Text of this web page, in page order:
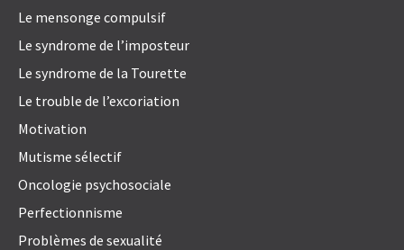
Le mensonge compulsif
Le syndrome de l’imposteur
Le syndrome de la Tourette
Le trouble de l’excoriation
Motivation
Mutisme sélectif
Oncologie psychosociale
Perfectionnisme
Problèmes de sexualité